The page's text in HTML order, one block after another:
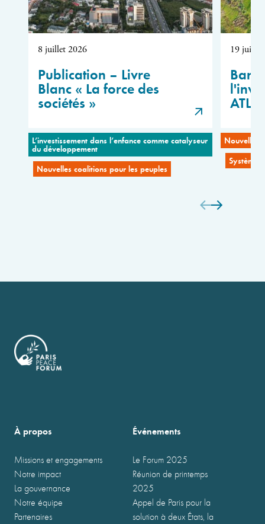
8 juillet 2026
Publication – Livre
Blanc « La force des
sociétés »
L’investissement dans l’enfance comme catalyseur
du développement
Nouvelles coalitions pour les peuples
19 juin
Nouvelles
À propos
Missions et engagements
Notre impact
La gouvernance
Notre équipe
Partenaires
Événements
Le Forum 2025
Réunion de printemps
2025
Appel de Paris pour la
solution à deux États, la